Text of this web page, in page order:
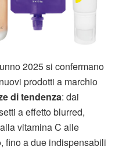
2025 si confermano
prodotti a marchio
di tendenza: dai
a effetto blurred,
vitamina C alle
fino a due indispensabili